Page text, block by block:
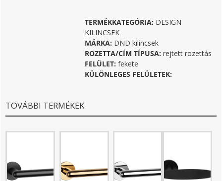
TERMÉKKATEGÓRIA: DESIGN
KILINCSEK
MÁRKA: DND kilincsek
ROZETTA/CÍM TÍPUSA: rejtett rozettás
FELÜLET: fekete
KÜLÖNLEGES FELÜLETEK:
TOVÁBBI TERMÉKEK